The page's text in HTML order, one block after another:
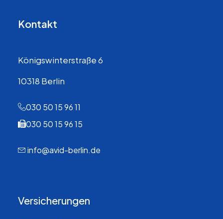
Kontakt
Königswinterstraße 6
10318 Berlin
030 50 15 96 11
030 50 15 96 15
info@avid-berlin.de
Versicherungen